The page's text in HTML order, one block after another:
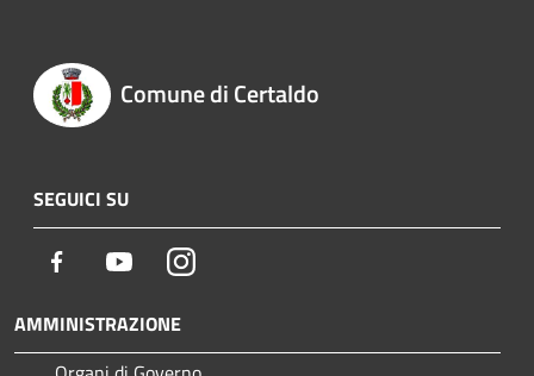
Comune di Certaldo
SEGUICI SU
Facebook YoutubeInstagram
AMMINISTRAZIONE